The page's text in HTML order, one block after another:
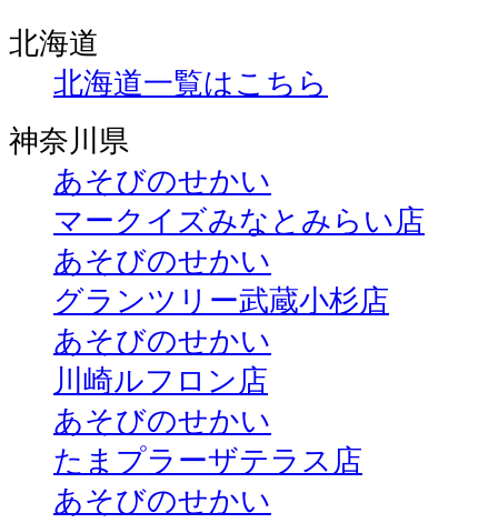
北海道
北海道一覧はこちら
神奈川県
あそびのせかい
マークイズみなとみらい店
あそびのせかい
グランツリー武蔵小杉店
あそびのせかい
川崎ルフロン店
あそびのせかい
たまプラーザテラス店
あそびのせかい